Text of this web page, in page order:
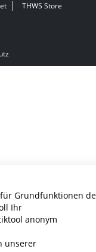
für Grundfunktionen
Ihr
anonym
unserer
THWS Store